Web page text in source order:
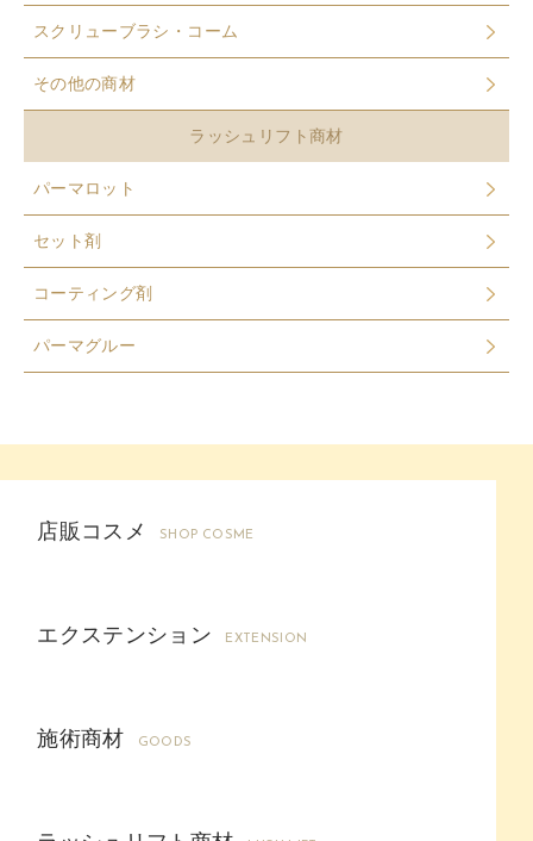
スクリューブラシ・コーム
その他の商材
ラッシュリフト商材
パーマロット
セット剤
コーティング剤
パーマグルー
店販コスメ SHOP COSME
エクステンション EXTENSION
施術商材 GOODS